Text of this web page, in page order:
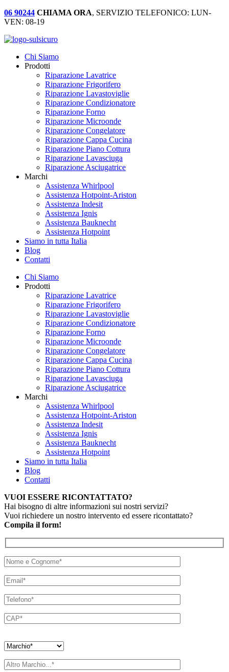
06 90244 CHIAMA ORA, SERVIZIO TELEFONICO: LUN-
VEN: 08-19
Chi Siamo
Prodotti
Riparazione Lavatrice
Riparazione Frigorifero
Riparazione Lavastoviglie
Riparazione Condizionatore
Riparazione Forno
Riparazione Microonde
Riparazione Congelatore
Riparazione Cappa Cucina
Riparazione Piano Cottura
Riparazione Lavasciuga
Riparazione Asciugatrice
Marchi
Assistenza Whirlpool
Assistenza Hotpoint-Ariston
Assistenza Indesit
Assistenza Ignis
Assistenza Bauknecht
Assistenza Hotpoint
Siamo in tutta Italia
Blog
Contatti
Chi Siamo
Prodotti
Riparazione Lavatrice
Riparazione Frigorifero
Riparazione Lavastoviglie
Riparazione Condizionatore
Riparazione Forno
Riparazione Microonde
Riparazione Congelatore
Riparazione Cappa Cucina
Riparazione Piano Cottura
Riparazione Lavasciuga
Riparazione Asciugatrice
Marchi
Assistenza Whirlpool
Assistenza Hotpoint-Ariston
Assistenza Indesit
Assistenza Ignis
Assistenza Bauknecht
Assistenza Hotpoint
Siamo in tutta Italia
Blog
Contatti
VUOI ESSERE RICONTATTATO?
Hai bisogno di altre informazioni sui nostri servizi?
Vuoi richiedere un nostro intervento ed essere ricontattato?
Compila il form!